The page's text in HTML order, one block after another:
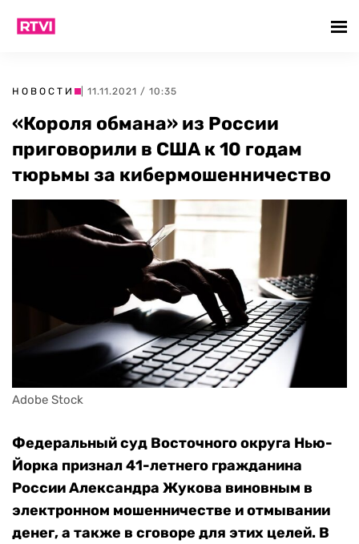
НОВОСТИ | 11.11.2021 / 10:35
«Короля обмана» из России
приговорили в США к 10 годам
тюрьмы за кибермошенничество
Adobe Stock
Федеральный суд Восточного округа Нью-
Йорка признал 41-летнего гражданина
России Александра Жукова виновным в
электронном мошенничестве и отмывании
денег, а также в сговоре для этих целей. В